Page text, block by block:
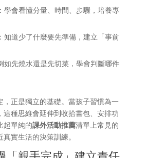
學會看懂分量、時間、步驟，培養專
知道少了什麼要先準備，建立「事前
如先燒水還是先切菜，學會判斷哪件
，正是獨立的基礎。當孩子習慣為一
這種思維會延伸到收拾書包、安排功
起單純的課外活動推薦清單上常見的
實生活的決策訓練。